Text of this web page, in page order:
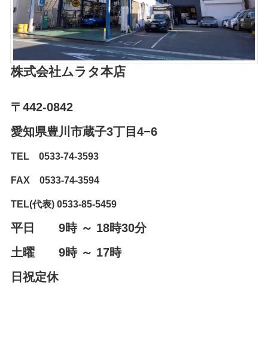
株式会社ムラタ本店
〒442-0842
愛知県豊川市蔵子3丁目4−6⁨⁩
TEL 0533-74-3593
FAX 0533-74-3594
TEL(代表) 0533-85-5459
平日 9時 ～ 18時30分
土曜 9時 ～ 17時
日祝定休